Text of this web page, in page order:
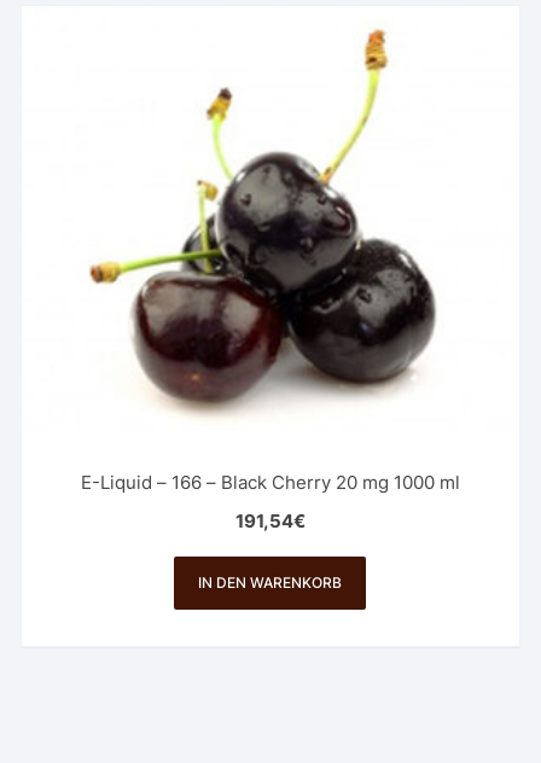
E-Liquid – 166 – Black Cherry 20 mg 1000 ml
191,54€
IN DEN WARENKORB